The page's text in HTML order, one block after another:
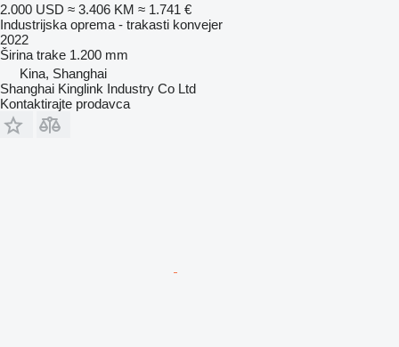
2.000 USD ≈ 3.406 KM ≈ 1.741 €
Industrijska oprema - trakasti konvejer
2022
Širina trake 1.200 mm
Kina, Shanghai
Shanghai Kinglink Industry Co Ltd
Kontaktirajte prodavca